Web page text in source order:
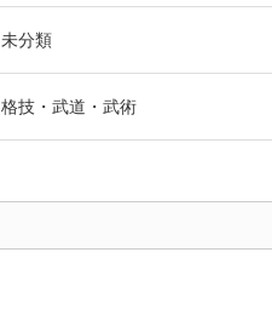
未分類
格技・武道・武術